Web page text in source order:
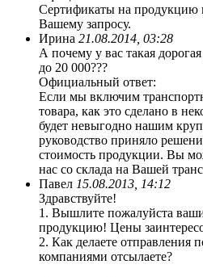
Сертификаты на продукцию
Вашему запросу.
Ирина 21.08.2014, 03:28
А почему у вас такая
до 20 000???
Официальный ответ:
Если мы включим
товара, как это сделано в
будет невыгодно нашим
руководство приняло
стоимость продукции. Вы
нас со склада на Вашей
Павел 15.08.2013, 14:12
Здравствуйте!
1. Вышлите пожалуйста
продукцию! Цены
2. Как делаете отправления
компаниями отсылаете?